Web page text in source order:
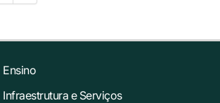
Ensino
Infraestrutura e Serviços